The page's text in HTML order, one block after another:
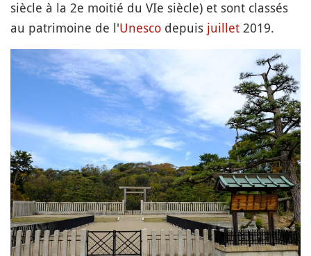
siècle à la 2e moitié du VIe siècle) et sont classés
au patrimoine de l'Unesco depuis juillet 2019.